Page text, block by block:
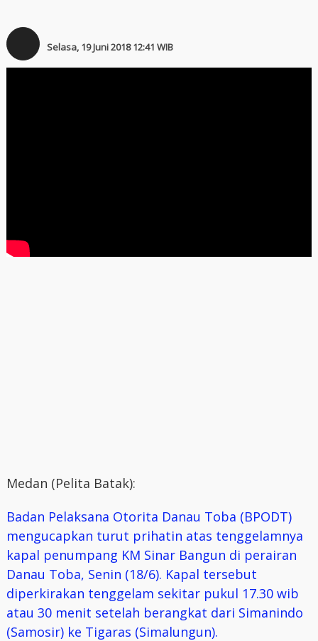
Selasa, 19 Juni 2018 12:41 WIB
Medan (Pelita Batak):
Badan Pelaksana Otorita Danau Toba (BPODT)
mengucapkan turut prihatin atas tenggelamnya
kapal penumpang KM Sinar Bangun di perairan
Danau Toba, Senin (18/6). Kapal tersebut
diperkirakan tenggelam sekitar pukul 17.30 wib
atau 30 menit setelah berangkat dari Simanindo
(Samosir) ke Tigaras (Simalungun).